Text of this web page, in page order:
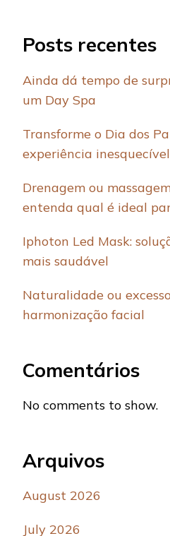
Posts recentes
Ainda dá tempo de
um Day Spa
Transforme o Dia dos
experiência
Drenagem ou
entenda qual é ideal
Iphoton Led Mask:
mais saudável
Naturalidade ou
harmonização facial
Comentários
No comments to show.
Arquivos
August 2026
July 2026